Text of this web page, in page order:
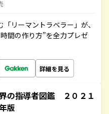
リーマントラベラー」が、
間の作り方”を全力プレゼ
詳細を見る
の指導者図鑑 ２０２１
版